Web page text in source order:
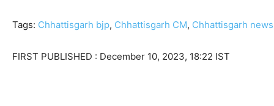
Tags: Chhattisgarh bjp, Chhattisgarh CM, Chhattisgarh news
FIRST PUBLISHED : December 10, 2023, 18:22 IST